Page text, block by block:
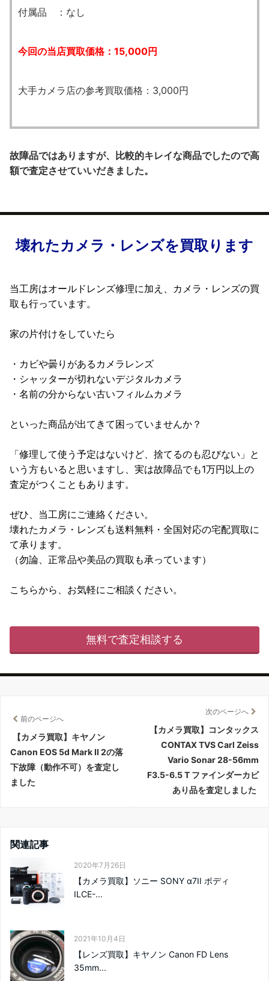
付属品 ：なし
今回の当店買取価格：15,000円
大手カメラ店の参考買取価格：3,000円
故障品ではありますが、比較的キレイな商品でしたので高
額で査定させていいだきました。
壊れたカメラ・レンズを買取ります
当工房はオールドレンズ修理に加え、カメラ・レンズの買
取も行っています。
家の片付けをしていたら
・カビや曇りがあるカメラレンズ
・シャッターが切れないデジタルカメラ
・名前の分からない古いフィルムカメラ
といった商品が出てきて困っていませんか？
「修理して使う予定はないけど、捨てるのも忍びない」と
いう方もいると思いますし、実は故障品でも1万円以上の
査定がつくこともあります。
ぜひ、当工房にご連絡ください。
壊れたカメラ・レンズも送料無料・全国対応の宅配買取に
て承ります。
（勿論、正常品や美品の買取も承っています）
こちらから、お気軽にご相談ください。
無料で査定相談する
前のページへ
【カメラ買取】キヤノン
Canon EOS 5d Mark II 2の落
下故障（動作不可）を査定し
ました
次のページへ
【カメラ買取】コンタックス
CONTAX TVS Carl Zeiss
Vario Sonar 28-56mm
F3.5-6.5 T ファインダーカビ
あり品を査定しました
関連記事
2020年7月26日
【カメラ買取】ソニー SONY α7II ボディ
ILCE-...
2021年10月4日
【レンズ買取】キヤノン Canon FD Lens
35mm...